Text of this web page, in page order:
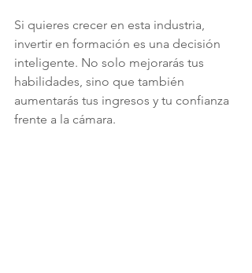
Si quieres crecer en esta industria,
invertir en formación es una decisión
inteligente. No solo mejorarás tus
habilidades, sino que también
aumentarás tus ingresos y tu confianza
frente a la cámara.